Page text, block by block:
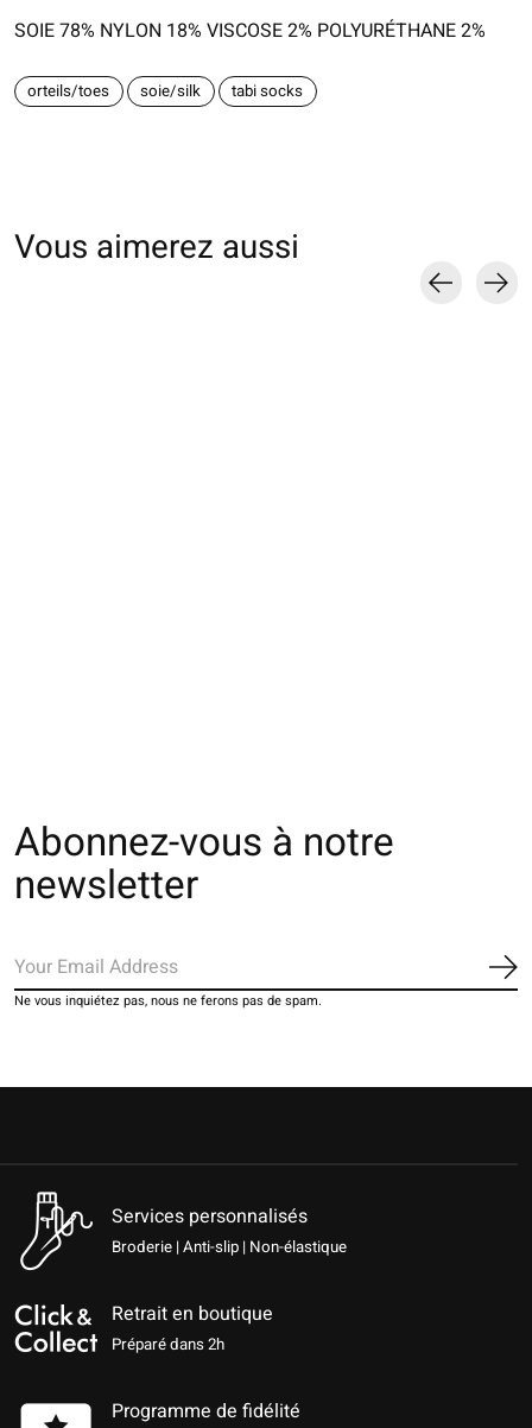
SOIE 78% NYLON 18% VISCOSE 2% POLYURÉTHANE 2%
orteils/toes soie/silk tabi socks
Vous aimerez aussi
Abonnez-vous à notre
newsletter
Ne vous inquiétez pas, nous ne ferons pas de spam.
Services personnalisés
Broderie | Anti-slip | Non-élastique
Retrait en boutique
Préparé dans 2h
Programme de fidélité